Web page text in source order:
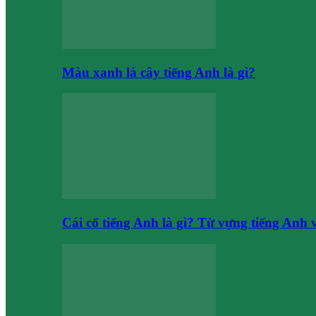
Màu xanh lá cây tiếng Anh là gì?
Cái cổ tiếng Anh là gì? Từ vựng tiếng Anh